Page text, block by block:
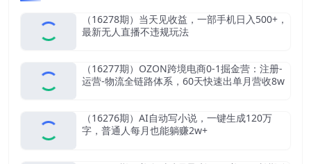
（16278期）当天见收益，一部手机日入500+，
最新无人直播不违规玩法
（16277期）OZON跨境电商0-1掘金营：注册-
运营-物流全链路体系，60天快速出单月营收8w
（16276期）AI自动写小说，一键生成120万
字，普通人每月也能躺赚2w+